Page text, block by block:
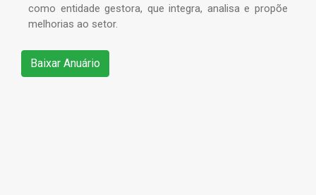
como entidade gestora, que integra, analisa e propõe
melhorias ao setor.
Baixar Anuário